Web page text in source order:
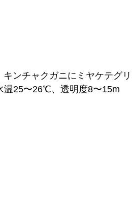
キンチャクガニにミヤケテグ
温25〜26℃、透明度8〜15m